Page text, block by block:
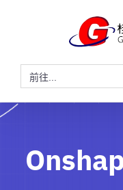
前往...